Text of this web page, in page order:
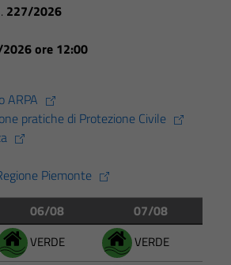
227/2026
ore 12:00
ARPA
pratiche di Protezione Civile
Piemonte
06/08
07/08
VERDE VERDE